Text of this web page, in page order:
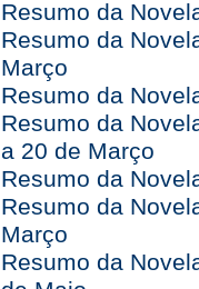
Resumo da
Resumo da
Março
Resumo da
Resumo da
a 20 de Março
Resumo da
Resumo da
Março
Resumo da